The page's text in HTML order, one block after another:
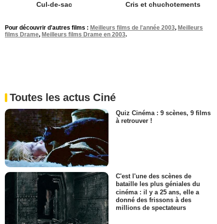
Cul-de-sac Cris et chuchotements
Pour découvrir d'autres films : Meilleurs films de l'année 2003, Meilleurs
films Drame, Meilleurs films Drame en 2003.
Toutes les actus Ciné
Quiz Cinéma : 9 scènes, 9 films
à retrouver !
C'est l'une des scènes de
bataille les plus géniales du
cinéma : il y a 25 ans, elle a
donné des frissons à des
millions de spectateurs